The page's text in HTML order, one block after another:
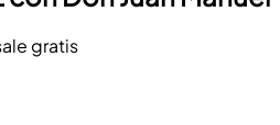
gratis